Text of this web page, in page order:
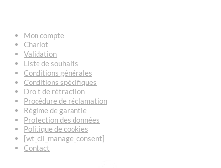
Mon compte
Chariot
Validation
Liste de souhaits
Conditions générales
Conditions spécifiques
Droit de rétraction
Procédure de réclamation
Régime de garantie
Protection des données
Politique de cookies
[wt_cli_manage_consent]
Contact